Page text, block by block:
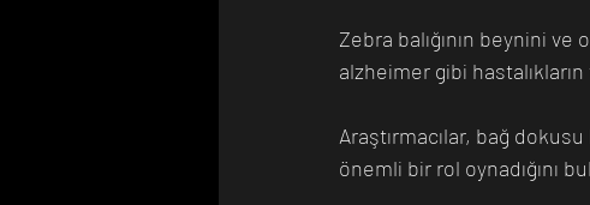
Zebra balığının beynini
alzheimer gibi
Araştırmacılar, bağ
önemli bir rol oynadığını